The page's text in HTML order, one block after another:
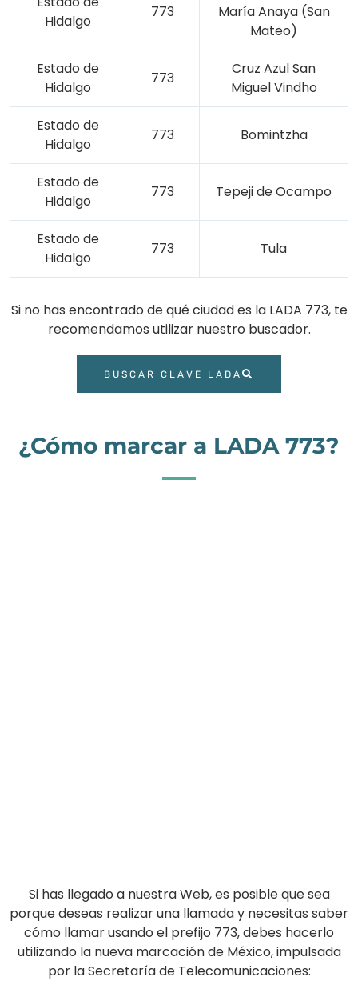
Hidalgo
773
María Anaya (San
Mateo)
Estado de
Hidalgo
773
Cruz Azul San
Miguel Vindho
Estado de
Hidalgo
773 Bomintzha
Estado de
Hidalgo
773 Tepeji de Ocampo
Estado de
Hidalgo
773 Tula
Si no has encontrado de qué ciudad es la LADA 773, te
recomendamos utilizar nuestro buscador.
BUSCAR CLAVE LADA
¿Cómo marcar a LADA 773?
Si has llegado a nuestra Web, es posible que sea
porque deseas realizar una llamada y necesitas saber
cómo llamar usando el prefijo 773, debes hacerlo
utilizando la nueva marcación de México, impulsada
por la Secretaría de Telecomunicaciones: